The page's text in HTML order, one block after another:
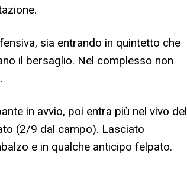
sia entrando in quintetto che
il bersaglio. Nel complesso non
in avvio, poi entra più nel vivo del
(2/9 dal campo). Lasciato
e in qualche anticipo felpato.